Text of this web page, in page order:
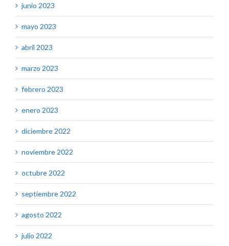
junio 2023
mayo 2023
abril 2023
marzo 2023
febrero 2023
enero 2023
diciembre 2022
noviembre 2022
octubre 2022
septiembre 2022
agosto 2022
julio 2022